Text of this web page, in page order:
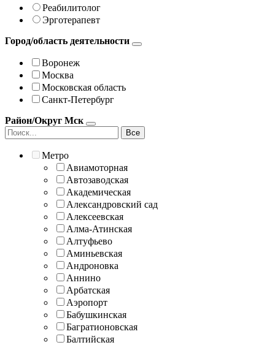
Реабилитолог
Эрготерапевт
Город/область деятельности
Воронеж
Москва
Московская область
Санкт-Петербург
Район/Округ Мск
Все
Метро
Авиамоторная
Автозаводская
Академическая
Александровский сад
Алексеевская
Алма-Атинская
Алтуфьево
Аминьевская
Андроновка
Аннино
Арбатская
Аэропорт
Бабушкинская
Багратионовская
Балтийская